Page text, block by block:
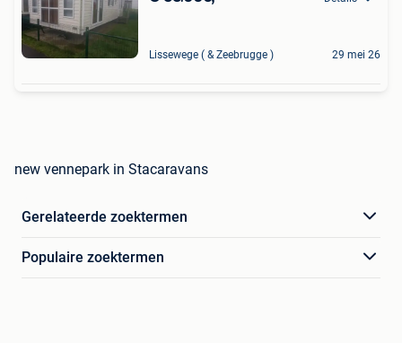
Lissewege ( & Zeebrugge ) 29 mei 26
new vennepark in Stacaravans
Gerelateerde zoektermen
Populaire zoektermen